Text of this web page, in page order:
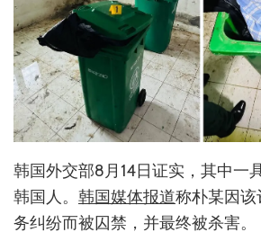
韩国外交部8月14日证实，其中一
韩国人。 韩国媒体报道称朴某因
务纠纷而被囚禁，并最终被杀害。